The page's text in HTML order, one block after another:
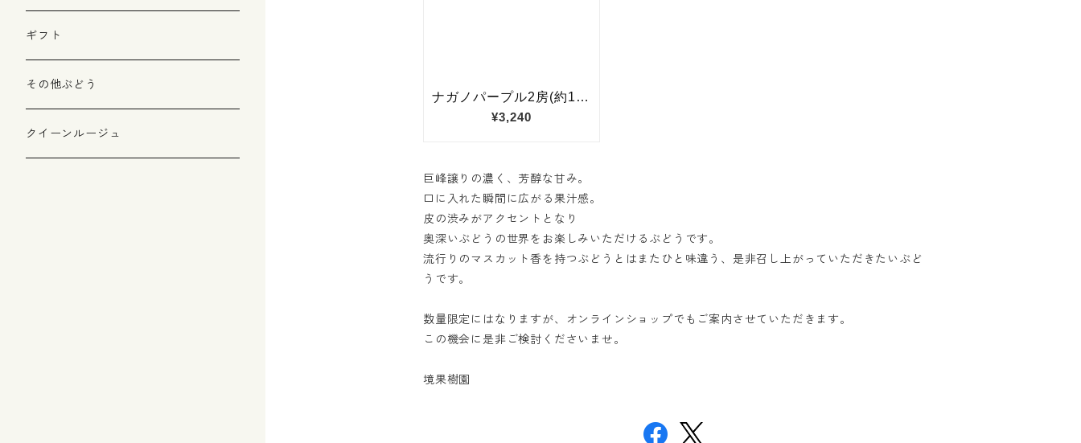
巨峰譲りの濃く、芳醇な甘み。
口に入れた瞬間に広がる果汁感。
皮の渋みがアクセントとなり
奥深いぶどうの世界をお楽しみいただけるぶどうです。
流行りのマスカット香を持つぶどうとはまたひと味違う、是非召し上がっていただきたいぶど
うです。
数量限定にはなりますが、オンラインショップでもご案内させていただきます。
この機会に是非ご検討くださいませ。
境果樹園
ギフト
その他ぶどう
クイーンルージュ